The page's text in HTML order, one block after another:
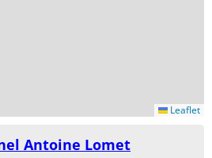
Leaflet
Antoine Lomet